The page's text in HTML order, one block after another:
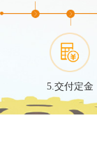
5.交付定金